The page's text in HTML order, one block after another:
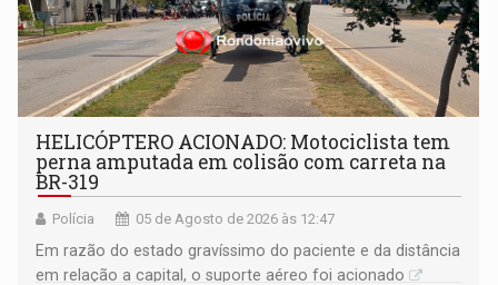
HELICÓPTERO ACIONADO: Motociclista tem
perna amputada em colisão com carreta na
BR-319
Polícia 05 de Agosto de 2026 às 12:47
Em razão do estado gravíssimo do paciente e da distância
em relação a capital, o suporte aéreo foi acionado